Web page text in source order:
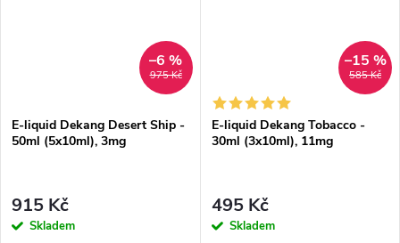
975 Kč
–6 %
E-liquid Dekang Desert Ship -
50ml (5x10ml), 3mg
915 Kč
Skladem
585 Kč
–15 %
E-liquid Dekang Tobacco -
30ml (3x10ml), 11mg
495 Kč
Skladem